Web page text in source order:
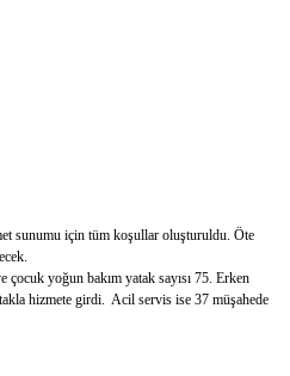
sunumu için tüm koşullar oluşturuldu. Öte
yoğun bakım yatak sayısı 75. Erken
hizmete girdi. Acil servis ise 37 müşahede